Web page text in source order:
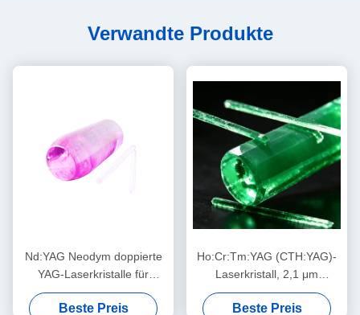
Verwandte Produkte
Nd:YAG Neodym doppierte
YAG-Laserkristalle für
Hochleistungs-
Festkörperlasersysteme
Beste Preis
Ho:Cr:Tm:YAG (CTH:YAG)-
Laserkristall, 2,1 μm
augensicher, hocheffizienter
Blitz/Diodengepumpt
Beste Preis